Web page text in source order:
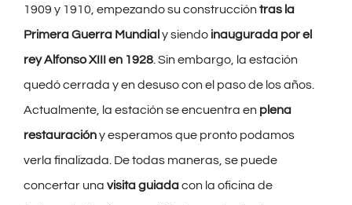
1909 y 1910, empezando su construcción tras la
Primera Guerra Mundial y siendo inaugurada por el
rey Alfonso XIII en 1928. Sin embargo, la estación
quedó cerrada y en desuso con el paso de los años.
Actualmente, la estación se encuentra en plena
restauracióny esperamos que pronto podamos
verla finalizada. De todas maneras, se puede
concertar una visita guiadacon la oficina de